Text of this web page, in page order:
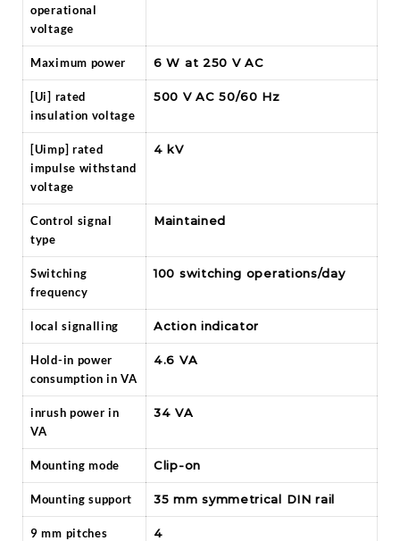
operational
voltage
Maximum power 6 W at 250 V AC
[Ui] rated
insulation voltage
500 V AC 50/60 Hz
[Uimp] rated
impulse withstand
voltage
4 kV
Control signal
type
Maintained
Switching
frequency
100 switching operations/day
local signalling Action indicator
Hold-in power
consumption in VA
4.6 VA
inrush power in
VA
34 VA
Mounting mode Clip-on
Mounting support 35 mm symmetrical DIN rail
9 mm pitches 4